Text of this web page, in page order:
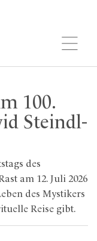
100.
Steindl-
des
am 12. Juli 2026
des Mystikers
Reise gibt.